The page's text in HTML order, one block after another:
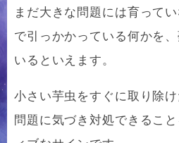
まだ大きな問題には育って
で引っかかっている何かを
いるといえます。
小さい芋虫をすぐに取り除
問題に気づき対処できるこ